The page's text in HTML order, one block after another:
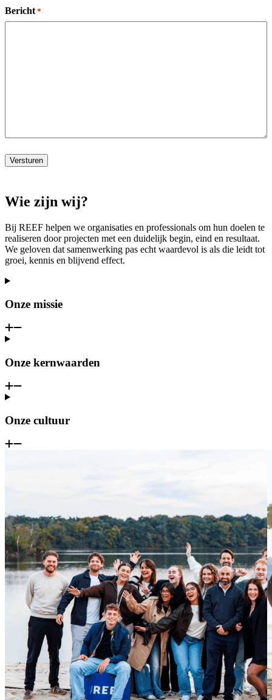
Bericht *
Versturen
Wie zijn wij?
Bij REEF helpen we organisaties en professionals om hun doelen te
realiseren door projecten met een duidelijk begin, eind en resultaat.
We geloven dat samenwerking pas echt waardevol is als die leidt tot
groei, kennis en blijvend effect.
Onze missie
Onze kernwaarden
Onze cultuur